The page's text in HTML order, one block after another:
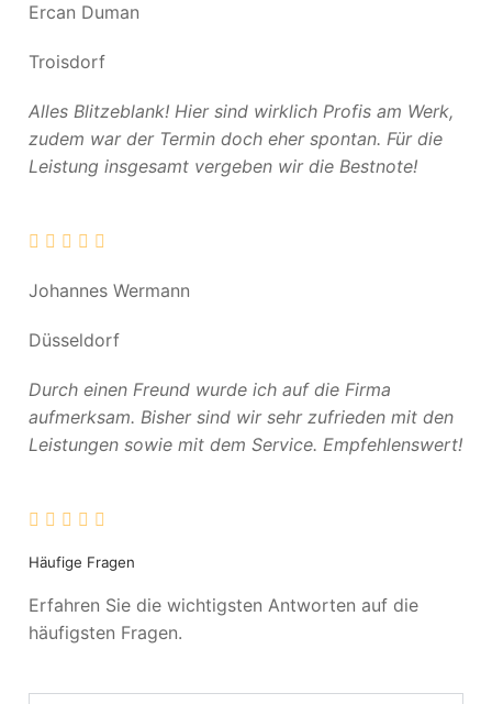
Ercan Duman
Troisdorf
Alles Blitzeblank! Hier sind wirklich Profis am Werk,
zudem war der Termin doch eher spontan. Für die
Leistung insgesamt vergeben wir die Bestnote!
Johannes Wermann
Düsseldorf
Durch einen Freund wurde ich auf die Firma
aufmerksam. Bisher sind wir sehr zufrieden mit den
Leistungen sowie mit dem Service. Empfehlenswert!
Häufige Fragen
Erfahren Sie die wichtigsten Antworten auf die
häufigsten Fragen.